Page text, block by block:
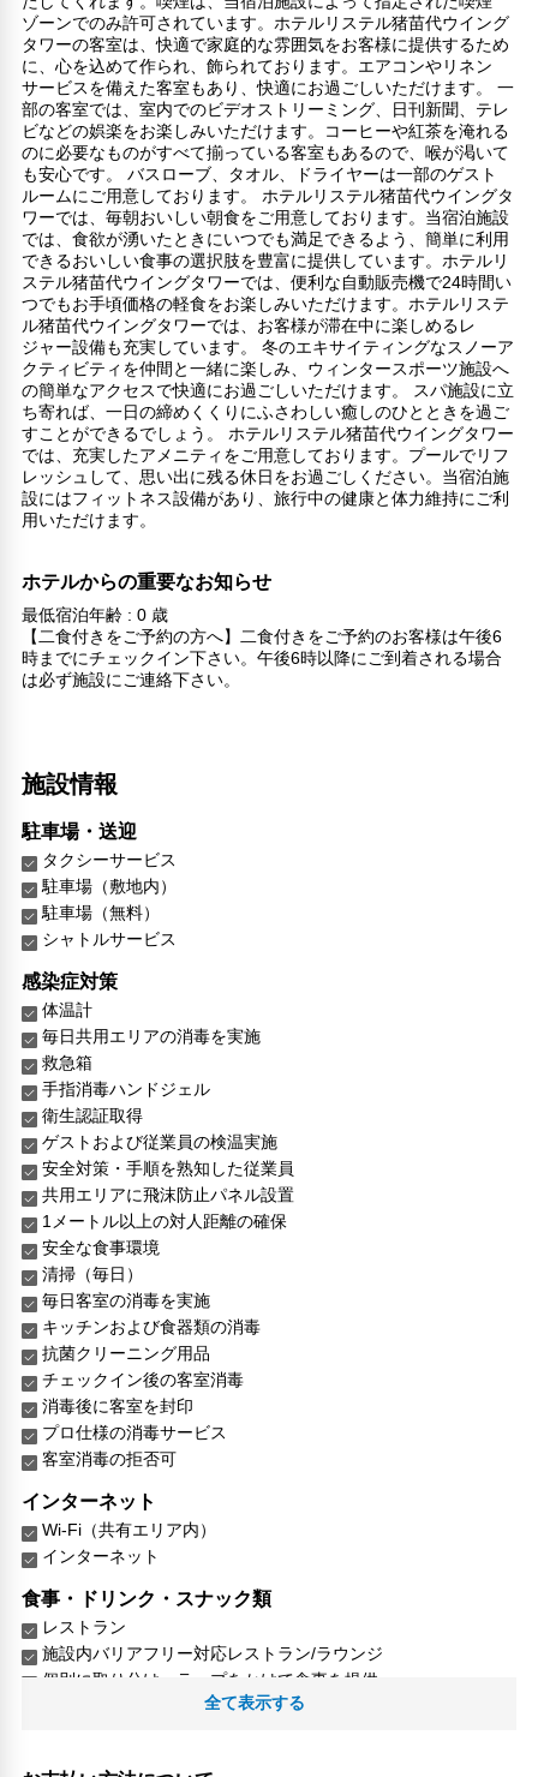
ゾーンでのみ許可されています。ホテルリステル猪苗代ウイング
タワーの客室は、快適で家庭的な雰囲気をお客様に提供するため
に、心を込めて作られ、飾られております。エアコンやリネン
サービスを備えた客室もあり、快適にお過ごしいただけます。 一
部の客室では、室内でのビデオストリーミング、日刊新聞、テレ
ビなどの娯楽をお楽しみいただけます。コーヒーや紅茶を淹れる
のに必要なものがすべて揃っている客室もあるので、喉が渇いて
も安心です。 バスローブ、タオル、ドライヤーは一部のゲスト
ルームにご用意しております。 ホテルリステル猪苗代ウイングタ
ワーでは、毎朝おいしい朝食をご用意しております。当宿泊施設
では、食欲が湧いたときにいつでも満足できるよう、簡単に利用
できるおいしい食事の選択肢を豊富に提供しています。ホテルリ
ステル猪苗代ウイングタワーでは、便利な自動販売機で24時間い
つでもお手頃価格の軽食をお楽しみいただけます。ホテルリステ
ル猪苗代ウイングタワーでは、お客様が滞在中に楽しめるレ
ジャー設備も充実しています。 冬のエキサイティングなスノーア
クティビティを仲間と一緒に楽しみ、ウィンタースポーツ施設へ
の簡単なアクセスで快適にお過ごしいただけます。 スパ施設に立
ち寄れば、一日の締めくくりにふさわしい癒しのひとときを過ご
すことができるでしょう。 ホテルリステル猪苗代ウイングタワー
では、充実したアメニティをご用意しております。プールでリフ
レッシュして、思い出に残る休日をお過ごしください。当宿泊施
設にはフィットネス設備があり、旅行中の健康と体力維持にご利
用いただけます。
ホテルからの重要なお知らせ
最低宿泊年齢 : 0 歳
【二食付きをご予約の方へ】二食付きをご予約のお客様は午後6
時までにチェックイン下さい。午後6時以降にご到着される場合
は必ず施設にご連絡下さい。
施設情報
駐車場・送迎
タクシーサービス
駐車場（敷地内）
駐車場（無料）
シャトルサービス
感染症対策
体温計
毎日共用エリアの消毒を実施
救急箱
手指消毒ハンドジェル
衛生認証取得
ゲストおよび従業員の検温実施
安全対策・手順を熟知した従業員
共用エリアに飛沫防止パネル設置
1メートル以上の対人距離の確保
安全な食事環境
清掃（毎日）
毎日客室の消毒を実施
キッチンおよび食器類の消毒
抗菌クリーニング用品
チェックイン後の客室消毒
消毒後に客室を封印
プロ仕様の消毒サービス
客室消毒の拒否可
インターネット
Wi-Fi（共有エリア内）
インターネット
食事・ドリンク・スナック類
レストラン
施設内バリアフリー対応レストラン/ラウンジ
個別に取り分け・ラップをかけて食事を提供
全て表示する